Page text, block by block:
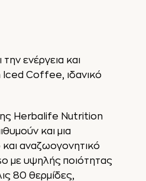
ενέργεια και
Iced Coffee, ιδανικό
Herbalife Nutrition
και μια
και αναζωογονητικό
με υψηλής ποιότητας
80 θερμίδες,